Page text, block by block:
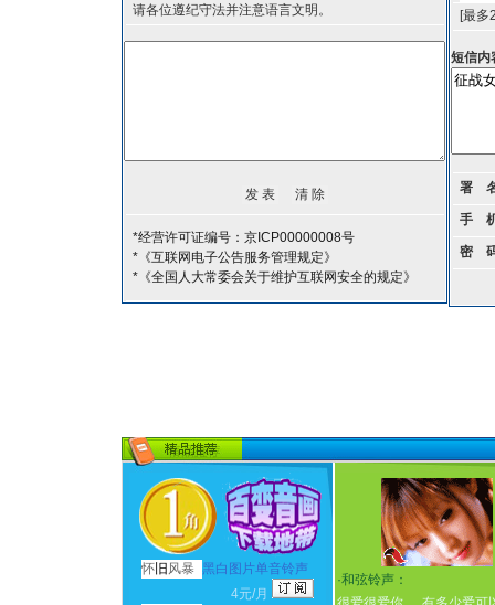
请各位遵纪守法并注意语言文明。
*经营许可证编号：京ICP00000008号
*《互联网电子公告服务管理规定》
*《全国人大常委会关于维护互联网安全的规定》
[最多
短信内
署
手
密
怀 旧 风暴
黑白图片单音铃声
4元/月
·和弦铃声：